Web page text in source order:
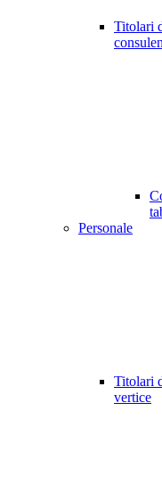
Titolari
Personale
Titolari
vertice